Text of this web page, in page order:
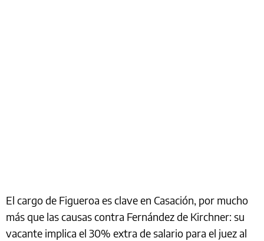
El cargo de Figueroa es clave en Casación, por mucho
más que las causas contra Fernández de Kirchner: su
vacante implica el 30% extra de salario para el juez al